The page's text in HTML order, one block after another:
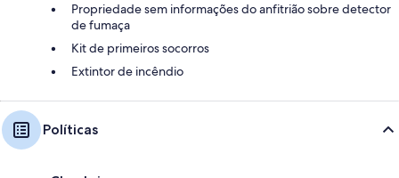
Propriedade sem informações do anfitrião sobre detector
de fumaça
Kit de primeiros socorros
Extintor de incêndio
Políticas